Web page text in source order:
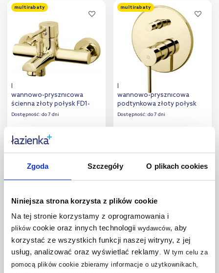
Zgoda Szczegóły O plikach cookies
Niniejsza strona korzysta z plików cookie
Na tej stronie korzystamy z oprogramowania i
plikówcookie oraz innych technologii wydawców, aby
korzystać ze wszystkich funkcji naszej witryny, z jej
usług, analizować oraz wyświetlać reklamy. W tym celu za
pomocą plików cookie zbieramy informacje o użytkownikach,
Dodaj do
porównania
Dodaj do
porównania
multirabaty
FDesign Flusso bateria
wannowo-prysznicowa
ścienna złoty połysk FD1-
FLS-1-55
Dostępność: do 7 dni
Do koszyka
Dodaj do
porównania
multirabaty
FDesign Flusso bateria
wannowo-prysznicowa
podtynkowa złoty połysk
FD1-FLS-7P-55
Dostępność: do 7 dni
Do koszyka
Dodaj do
porównania
FDesign Brina bateria
wannowo-prysznicowa
FDesign Brina bateria
wannowa ścienna chrom FD1-